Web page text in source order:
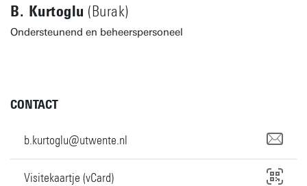
B. Kurtoglu (Burak)
Ondersteunend en beheerspersoneel
CONTACT
b.kurtoglu@utwente.nl
Visitekaartje (vCard)